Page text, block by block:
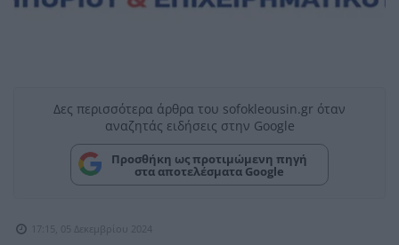
Δες περισσότερα άρθρα του sofokleousin.gr όταν
αναζητάς ειδήσεις στην Google
Προσθήκη ως προτιμώμενη πηγή
στα αποτελέσματα Google
17:15, 05 Δεκεμβρίου 2024